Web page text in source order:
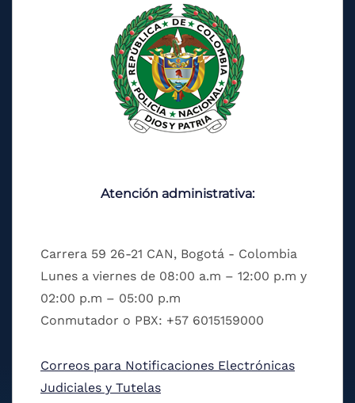
Atención administrativa:
Carrera 59 26-21 CAN, Bogotá - Colombia
Lunes a viernes de 08:00 a.m – 12:00 p.m y
02:00 p.m – 05:00 p.m
Conmutador o PBX: +57 6015159000
Correos para Notificaciones Electrónicas
Judiciales y Tutelas